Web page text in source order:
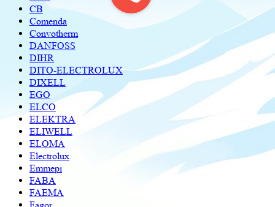
CB
Comenda
Convotherm
DANFOSS
DIHR
DITO-ELECTROLUX
DIXELL
EGO
ELCO
ELEKTRA
ELIWELL
ELOMA
Electrolux
Emmepi
FABA
FAEMA
Fagor